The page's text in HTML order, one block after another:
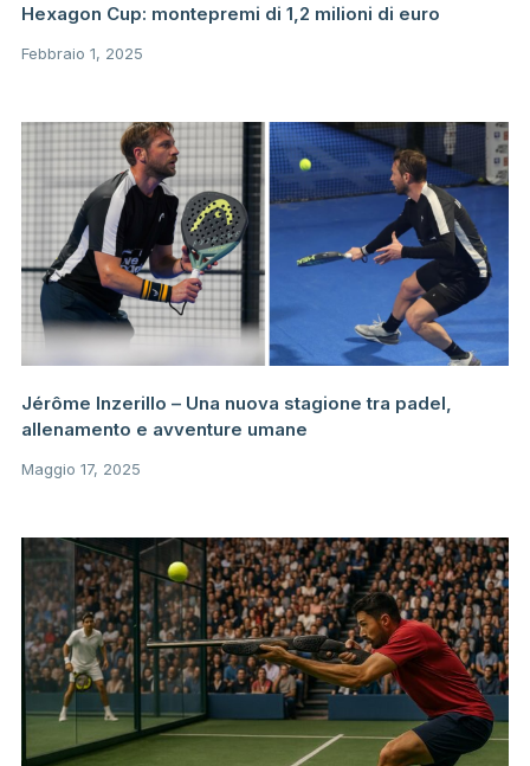
Hexagon Cup: montepremi di 1,2 milioni di euro
Febbraio 1, 2025
Jérôme Inzerillo – Una nuova stagione tra padel,
allenamento e avventure umane
Maggio 17, 2025